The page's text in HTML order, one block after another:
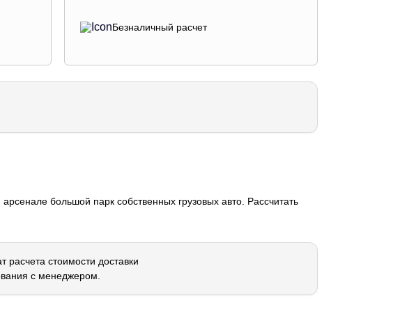
Безналичный расчет
большой парк собственных грузовых авто. Рассчитать
расчета стоимости доставки
с менеджером.